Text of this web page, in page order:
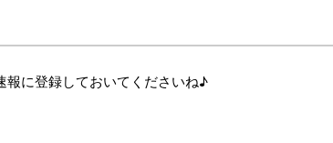
報に登録しておいてくださいね♪